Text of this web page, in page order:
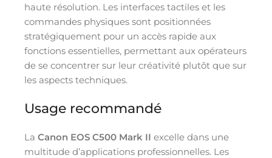
haute résolution. Les interfaces tactiles et les
commandes physiques sont positionnées
stratégiquement pour un accès rapide aux
fonctions essentielles, permettant aux opérateurs
de se concentrer sur leur créativité plutôt que sur
les aspects techniques.
Usage recommandé
La Canon EOS C500 Mark II excelle dans une
multitude d’applications professionnelles. Les